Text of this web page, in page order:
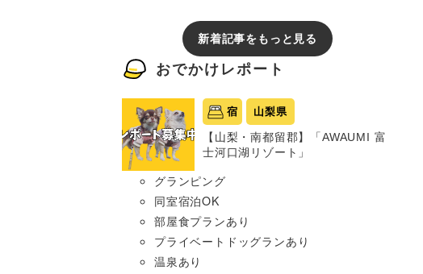
新着記事をもっと見る
おでかけレポート
宿 山梨県
【山梨・南都留郡】「AWAUMI 富
士河口湖リゾート」
グランピング
同室宿泊OK
部屋食プランあり
プライベートドッグランあり
温泉あり